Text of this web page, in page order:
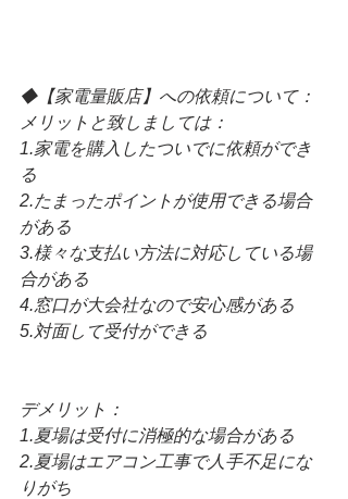
◆【家電量販店】への依頼について：
メリットと致しましては：
1.家電を購入したついでに依頼ができ
る
2.たまったポイントが使用できる場合
がある
3.様々な支払い方法に対応している場
合がある
4.窓口が大会社なので安心感がある
5.対面して受付ができる
デメリット：
1.夏場は受付に消極的な場合がある
2.夏場はエアコン工事で人手不足にな
りがち